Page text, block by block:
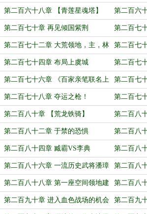
第二百六十八章 【青莲星魂塔】 第二百六
塔
第二百七十章 再见倾国紫荆 第二百七
榜：【天云
第二百七十二章 大荒领地，主，林
牧林道九！
第二百七
第二百七十四章 布局上虞城 第二百七
操！
第二百七十六章 《百家亲笔联名上
书》
第二百七
第二百七十八章 夺运之枪！ 第二百七
第二百八十章 【荒龙铁骑】 第二百八
雄
第二百八十二章 于禁的恐惧 第二百八
局
第二百八十四章 臧霸VS李典 第二百八
想，我之未
第二百八十六章 一流历史武将潘璋 第二百八
第二百八十八章 第一座空间领地建
筑
第二百八
第二百九十章 进入血色战场的机会 第二百九